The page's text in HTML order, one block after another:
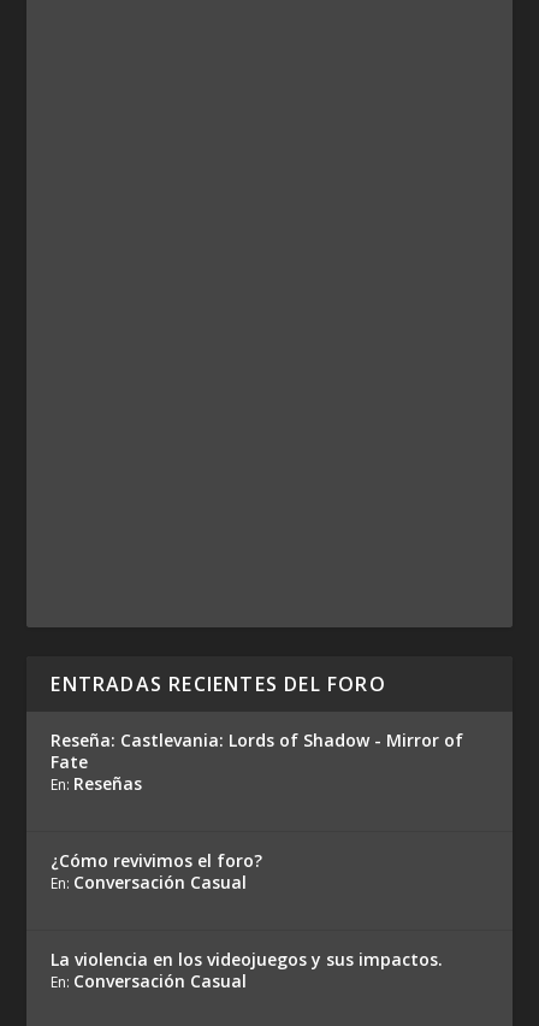
ENTRADAS RECIENTES DEL FORO
Reseña: Castlevania: Lords of Shadow - Mirror of
Fate
En: Reseñas
¿Cómo revivimos el foro?
En: Conversación Casual
La violencia en los videojuegos y sus impactos.
En: Conversación Casual